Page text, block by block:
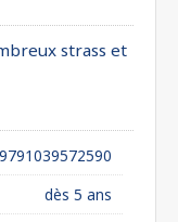
strass et
9791039572590
dès 5 ans